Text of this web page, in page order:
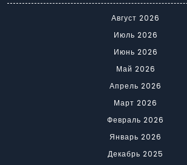
Август 2026
Июль 2026
Июнь 2026
Май 2026
Апрель 2026
Март 2026
Февраль 2026
Январь 2026
Декабрь 2025